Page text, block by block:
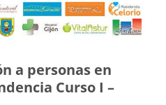
a personas en
Curso I –